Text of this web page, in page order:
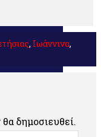
, Ιωάννινα,
δημοσιευθεί.